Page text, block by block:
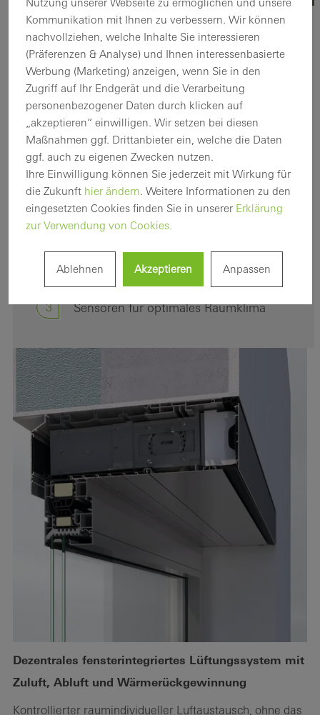
IM FOKUS
Produkt-Highlights
Mit exzellenten und richtungsweisenden Lösungen
setzen wir Maßstäbe für gesundes, intelligentes und
sicheres Bauen. Für unser dezentrales
Lüftungssystem Schüco VentoTherm Twist bedeutet
das:
1
Wärmerückgewinnung​
3 Sensoren für optimales Raumklima​
Dezentrales fensterintegriertes Lüftungssystem mit
Zuluft, Abluft und Wärmerückgewinnung
Kontrollierter raumindividueller Luftaustausch, ohne das
Nutzung unserer Webseite zu ermöglichen und unsere
Kommunikation mit Ihnen zu verbessern. Wir können
nachvollziehen, welche Inhalte Sie interessieren
(Präferenzen & Analyse) und Ihnen interessenbasierte
Werbung (Marketing) anzeigen, wenn Sie in den
Zugriff auf Ihr Endgerät und die Verarbeitung
personenbezogener Daten durch klicken auf
„akzeptieren“ einwilligen. Wir setzen bei diesen
Maßnahmen ggf. Drittanbieter ein, welche die Daten
ggf. auch zu eigenen Zwecken nutzen.
Ihre Einwilligung können Sie jederzeit mit Wirkung für
die Zukunft hier ändern. Weitere Informationen zu den
eingesetzten Cookies finden Sie in unserer Erklärung
zur Verwendung von Cookies.
Ablehnen Akzeptieren Anpassen